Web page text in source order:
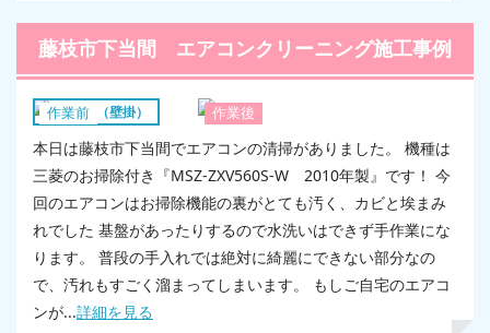
藤枝市下当間 エアコンクリーニング施工事例
作業前 作業後
エアコン（壁掛）
本日は藤枝市下当間でエアコンの清掃がありました。 機種は
三菱のお掃除付き『MSZ-ZXV560S-W 2010年製』です！ 今
回のエアコンはお掃除機能の裏がとても汚く、カビと埃まみ
れでした 基盤があったりするので水洗いはできず手作業にな
ります。 普段の手入れでは絶対に綺麗にできない部分なの
で、汚れもすごく溜まってしまいます。 もしご自宅のエアコ
ンが...詳細を見る